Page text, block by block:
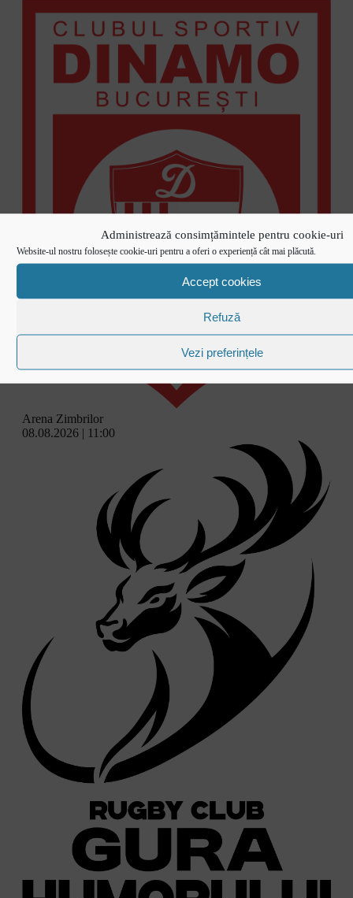
Administrează consimțămintele pentru cookie-uri
Website-ul nostru folosește cookie-uri pentru a oferi o experiență cât mai plăcută.
Accept cookies
Refuză
Vezi preferințele
Arena Zimbrilor
08.08.2026 | 11:00